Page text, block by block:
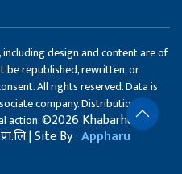
design and content are of
be republished, rewritten, or
All rights reserved. Data is
company. Distribution of
action.©2026 Khabarhub
| Site By :Appharu